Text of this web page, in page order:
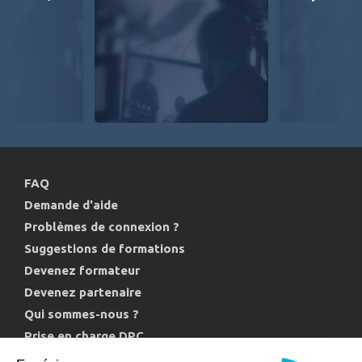
2007 :
Symposium des traitements ortho-chirurgicaux des
Journées odontologiques internationales de
2er Cours AO avancé francophone CMF Les
Dysmorphoses Maxillo-mandibulaires
3ème rencontre de thérapie manuelle en technique
2009 :
faciale - Nancy
2009 :Congrès médecine des arts - Montpellier
2010 :38ème entretiens de médecine physique et
réadaptation ( Langue et sphère odonto
gnatique, rééducation des DAM)
orthodontico- chirurgicaux des dysmorphoses
FAQ
Demande d'aide
Problèmes de connexion ?
Suggestions de formations
Devenez formateur
Devenez partenaire
Qui sommes-nous ?
Prise en charge DPC
Politique de confidentialité et cookies